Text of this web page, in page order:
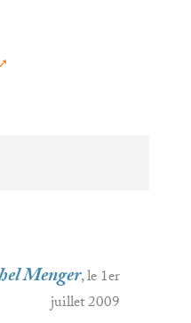
Menger, le 1er
juillet 2009